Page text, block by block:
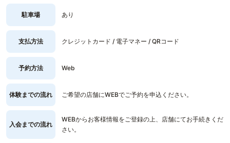
駐車場 あり
支払方法 クレジットカード / 電子マネー / QRコード
予約方法 Web
体験までの流れ ご希望の店舗にWEBでご予約を申込ください。
入会までの流れ
WEBからお客様情報をご登録の上、店舗にてお手続きくだ
さい。